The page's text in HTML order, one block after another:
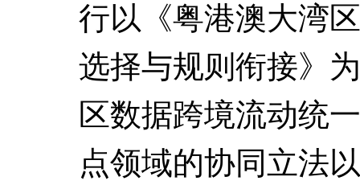
行以《粤港澳大湾
选择与规则衔接》
区数据跨境流动统
点领域的协同立法